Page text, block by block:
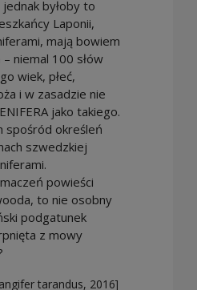
byłoby to
Laponii,
mają bowiem
niemal 100 słów
wiek, płeć,
i w zasadzie nie
jako takiego.
spośród określeń
szwedzkiej
powieści
to nie osobny
podgatunek
z mowy
tarandus, 2016]